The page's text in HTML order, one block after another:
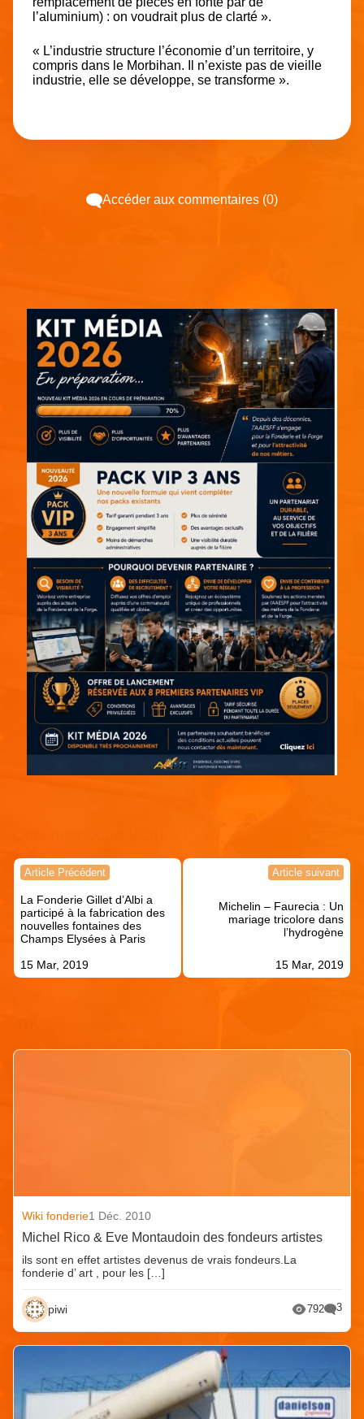
l’aluminium) : on voudrait plus de clarté ».
« L’industrie structure l’économie d’un territoire, y
compris dans le Morbihan.
Il n’existe pas de vieille
industrie, elle se développe, se transforme ».
Accéder aux commentaires (0)
Navigation
l’article
Article Précédent
La Fonderie Gillet d’Albi a
participé à la fabrication des
nouvelles fontaines des
Champs Elysées à Paris
15 Mar, 2019
Article suivant
Michelin – Faurecia : Un
mariage tricolore dans
l’hydrogène
15 Mar, 2019
Wiki fonderie1 Déc. 2010
Michel Rico & Eve Montaudoin des fondeurs artistes
ils sont en effet artistes devenus de vrais fondeurs.La
fonderie d’ art , pour les […]
piwi 792 3